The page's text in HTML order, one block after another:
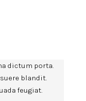
dictum porta.
blandit.
feugiat.